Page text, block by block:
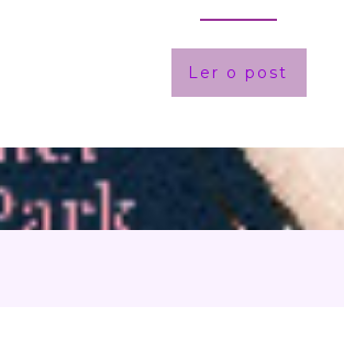
Ler o